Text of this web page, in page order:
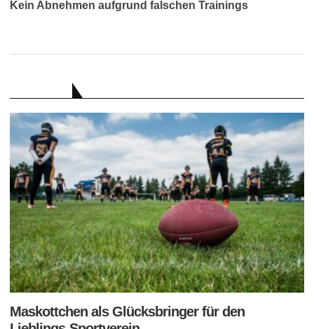
Kein Abnehmen aufgrund falschen Trainings
Maskottchen als Glücksbringer für den